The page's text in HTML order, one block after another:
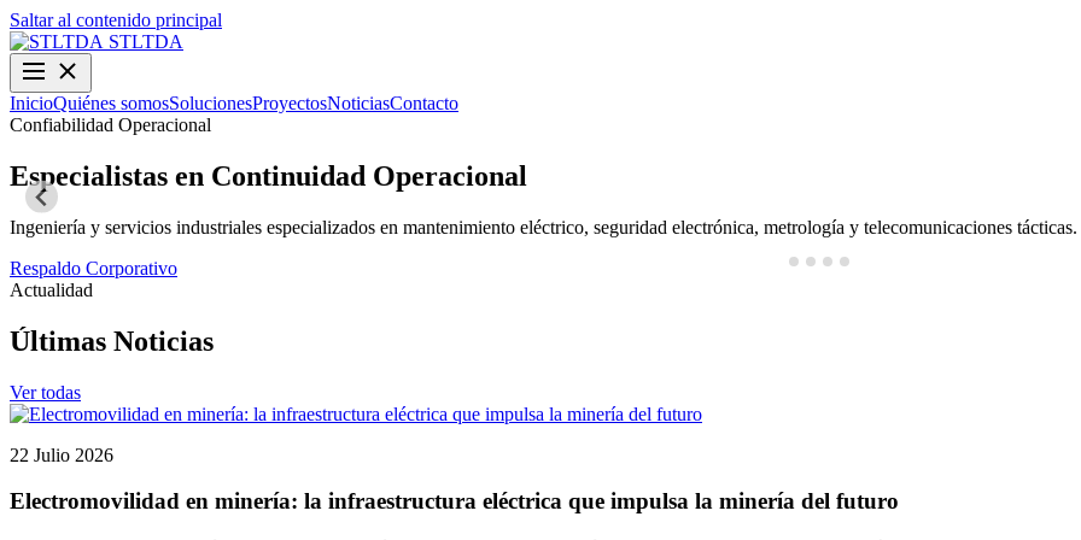
Saltar al contenido principal
STLTDA
InicioQuiénes somosSolucionesProyectosNoticiasContacto
Confiabilidad Operacional
Especialistas en Continuidad Operacional
Ingeniería y servicios industriales especializados en mantenimiento eléctrico, seguridad electrónica, metrología y telecomunicaciones tácticas.
Respaldo Corporativo
Actualidad
Últimas Noticias
Ver todas
22 Julio 2026
Electromovilidad en minería: la infraestructura eléctrica que impulsa la minería del futuro